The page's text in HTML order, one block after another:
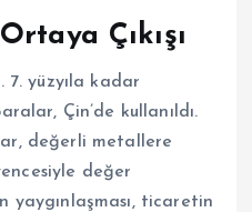
Çıkışı
7. yüzyıla kadar
Çin’de kullanıldı.
değerli metallere
değer
yaygınlaşması, ticaretin